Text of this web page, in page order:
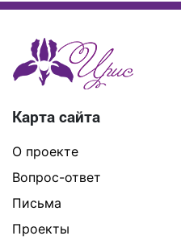
Карта сайта
О проекте
Вопрос-ответ
Письма
Проекты